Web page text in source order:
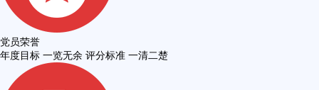
党员荣誉
年度目标 一览无余 评分标准 一清二楚